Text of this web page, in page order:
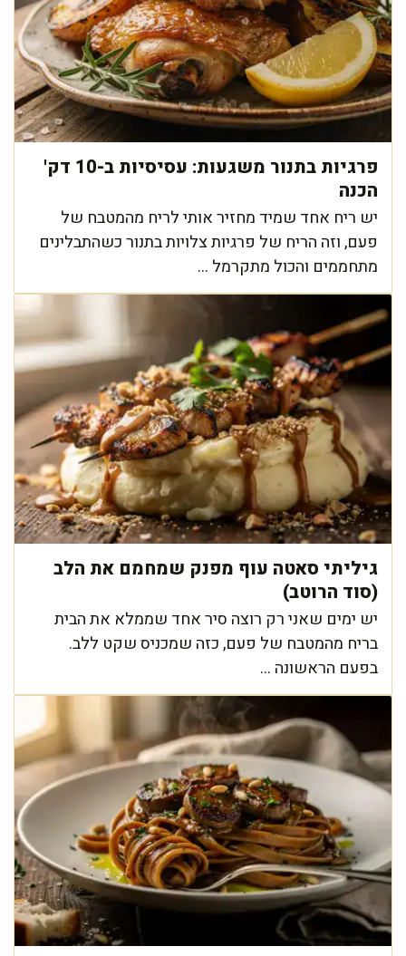
פרגיות בתנור משגעות: עסיסיות ב-10 דק'
הכנה
יש ריח אחד שמיד מחזיר אותי לריח מהמטבח של
פעם, וזה הריח של פרגיות צלויות בתנור כשהתבלינים
מתחממים והכול מתקרמל ...
גיליתי סאטה עוף מפנק שמחמם את הלב
(סוד הרוטב)
יש ימים שאני רק רוצה סיר אחד שממלא את הבית
בריח מהמטבח של פעם, כזה שמכניס שקט ללב.
בפעם הראשונה ...